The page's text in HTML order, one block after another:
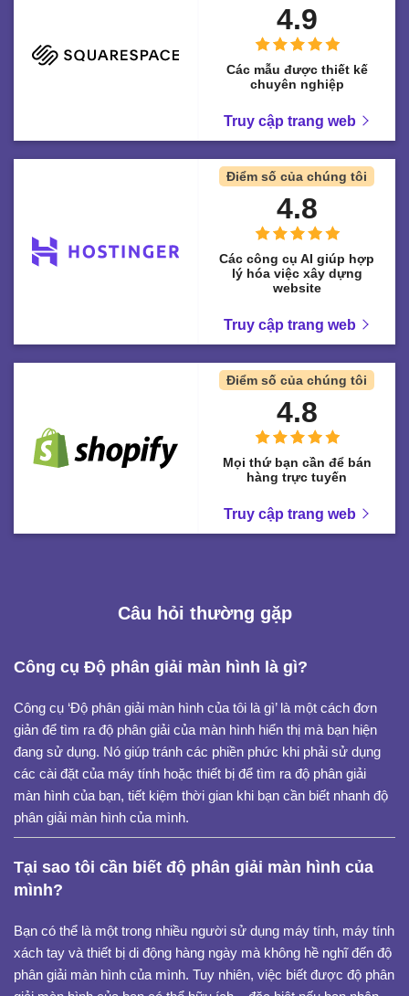
4.9
Các mẫu được thiết kế
chuyên nghiệp
Truy cập trang web
Điểm số của chúng tôi
4.8
Các công cụ AI giúp hợp
lý hóa việc xây dựng
website
Truy cập trang web
Điểm số của chúng tôi
4.8
Mọi thứ bạn cần để bán
hàng trực tuyến
Truy cập trang web
Câu hỏi thường gặp
Công cụ Độ phân giải màn hình là gì?
Công cụ ‘Độ phân giải màn hình của tôi là gì’ là một cách đơn
giản để tìm ra độ phân giải của màn hình hiển thị mà bạn hiện
đang sử dụng. Nó giúp tránh các phiền phức khi phải sử dụng
các cài đặt của máy tính hoặc thiết bị để tìm ra độ phân giải
màn hình của bạn, tiết kiệm thời gian khi bạn cần biết nhanh độ
phân giải màn hình của mình.
Tại sao tôi cần biết độ phân giải màn hình của
mình?
Bạn có thể là một trong nhiều người sử dụng máy tính, máy tính
xách tay và thiết bị di động hàng ngày mà không hề nghĩ đến độ
phân giải màn hình của mình. Tuy nhiên, việc biết được độ phân